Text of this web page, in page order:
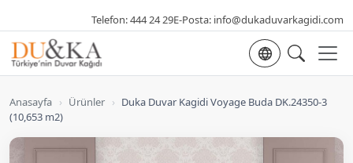
Telefon:444 24 29E-Posta: info@dukaduvarkagidi.com
Dil seçimi
Anasayfa › Ürünler › Duka Duvar Kagidi Voyage Buda DK.24350-3
(10,653 m2)